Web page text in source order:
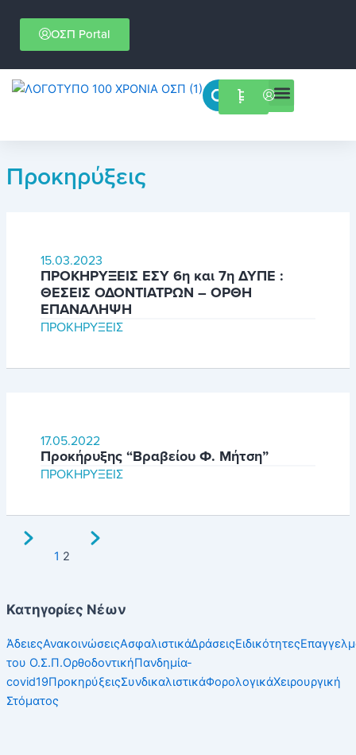
περιεχόμενο
ΟΣΠ Portal
Menu
Προκηρύξεις
15.03.2023
ΠΡΟΚΗΡΥΞΕΙΣ ΕΣΥ 6η και 7η ΔΥΠΕ :
ΘΕΣΕΙΣ ΟΔΟΝΤΙΑΤΡΩΝ – ΟΡΘΗ
ΕΠΑΝΑΛΗΨΗ
ΠΡΟΚΗΡΎΞΕΙΣ
17.05.2022
Προκήρυξης “Βραβείου Φ. Μήτση”
ΠΡΟΚΗΡΎΞΕΙΣ
1 2
Κατηγορίες Νέων
ΆδειεςΑνακοινώσειςΑσφαλιστικάΔράσειςΕιδικότητες
του Ο.Σ.Π.ΟρθοδοντικήΠανδημία-
covid19ΠροκηρύξειςΣυνδικαλιστικάΦορολογικάΧειρουργική
Στόματος